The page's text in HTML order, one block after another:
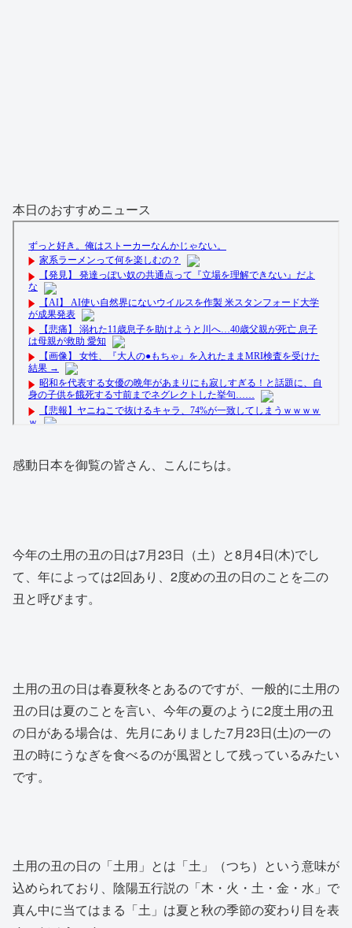
本日のおすすめニュース
感動日本を御覧の皆さん、こんにちは。
今年の土用の丑の日は7月23日（土）と8月4日(木)でし
て、年によっては2回あり、2度めの丑の日のことを二の
丑と呼びます。
土用の丑の日は春夏秋冬とあるのですが、一般的に土用の
丑の日は夏のことを言い、今年の夏のように2度土用の丑
の日がある場合は、先月にありました7月23日(土)の一の
丑の時にうなぎを食べるのが風習として残っているみたい
です。
土用の丑の日の「土用」とは「土」（つち）という意味が
込められており、陰陽五行説の「木・火・土・金・水」で
真ん中に当てはまる「土」は夏と秋の季節の変わり目を表